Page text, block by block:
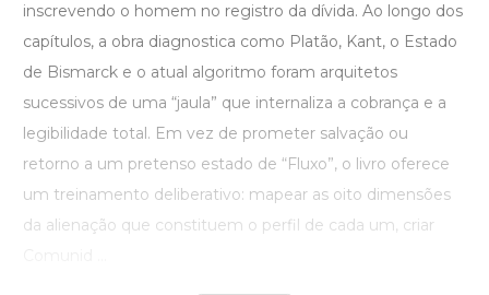
inscrevendo o homem no registro da dívida. Ao longo dos
capítulos, a obra diagnostica como Platão, Kant, o Estado
de Bismarck e o atual algoritmo foram arquitetos
sucessivos de uma “jaula” que internaliza a cobrança e a
legibilidade total. Em vez de prometer salvação ou
retorno a um pretenso estado de “Fluxo”, o livro oferece
um treinamento deliberativo: mapear as oito dimensões
da alienação que constituem o perfil de cada um, criar